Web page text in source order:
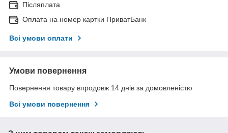
Післяплата
Оплата на номер картки ПриватБанк
Всі умови оплати
Умови повернення
Повернення товару впродовж 14 днів за домовленістю
Всі умови повернення